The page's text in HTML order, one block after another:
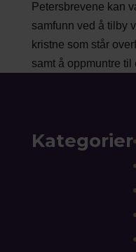
Petersbrevene kan
samfunn ved å tilby
kristne som står
samt å oppmuntre
Kategorier